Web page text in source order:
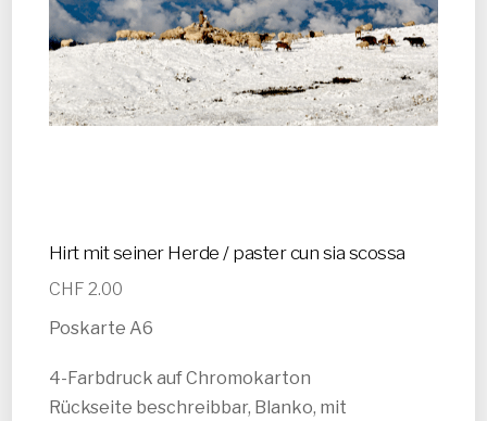
Hirt mit seiner Herde / paster cun sia scossa
CHF 2.00
Poskarte A6
4-Farbdruck auf Chromokarton
Rückseite beschreibbar, Blanko, mit